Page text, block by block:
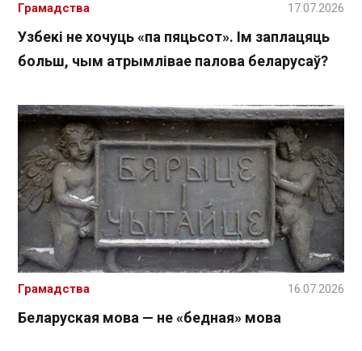
Узбекі не хочуць «па пяцьсот». Ім заплацяць
больш, чым атрымлівае палова беларусаў?
Грамадства 17.07.2026
Беларуская мова — не «бедная» мова
Грамадства 16.07.2026